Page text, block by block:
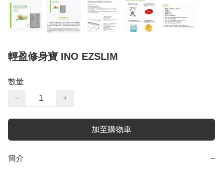
輕盈修身寶 INO EZSLIM
數量
−
+
加至購物車
簡介 −